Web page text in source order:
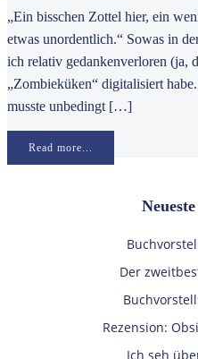
„Ein bisschen Zottel hier, ein
etwas unordentlich.“ Sowas in
ich relativ gedankenverloren (ja,
„Zombieküken“ digitalisiert
musste unbedingt […]
Read more...
Der
Rezension:
Ich seh